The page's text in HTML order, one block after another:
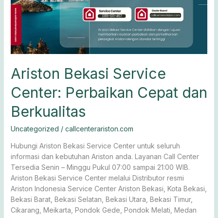
Ariston Bekasi Service
Center: Perbaikan Cepat dan
Berkualitas
Uncategorized / callcenterariston.com
Hubungi Ariston Bekasi Service Center untuk seluruh
informasi dan kebutuhan Ariston anda. Layanan Call Center
Tersedia Senin – Minggu Pukul 07:00 sampai 21:00 WIB.
Ariston Bekasi Service Center melalui Distributor resmi
Ariston Indonesia Service Center Ariston Bekasi, Kota Bekasi,
Bekasi Barat, Bekasi Selatan, Bekasi Utara, Bekasi Timur,
Cikarang, Meikarta, Pondok Gede, Pondok Melati, Medan
Perbaikan
Cepat
dan
Berkualitas